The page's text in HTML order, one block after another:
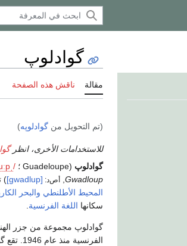
گوادلوپ
مقالة ناقش هذه الصفحة
(تم التحويل من گوادلوپه)
للاستخدامات الأخرى، انظر
گوادلوپ (Guadeloupe ؛ /
p
Gwadloup
أص‌د: [ɡwadlup]
)
المحيط الأطلنطي والبحر
سكانها اللغة الفرنسية
گوادلوپ مجموعة من جزر
الفرنسية منذ عام 1946. تقع گوادالوب على بعد حوالي 600 كم شمالي فنزويلا بين جزيرتي